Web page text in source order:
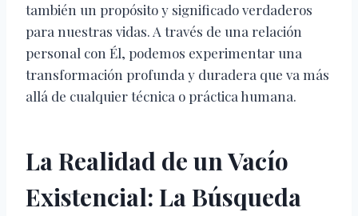
también un propósito y significado verdaderos
para nuestras vidas. A través de una relación
personal con Él, podemos experimentar una
transformación profunda y duradera que va más
allá de cualquier técnica o práctica humana.
La Realidad de un Vacío
Existencial: La Búsqueda